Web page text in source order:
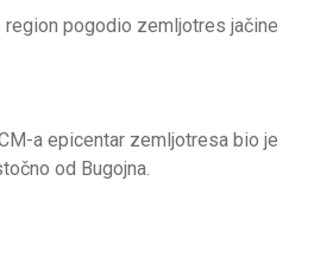
region pogodio zemljotres jačine
a epicentar zemljotresa bio je
od Bugojna.